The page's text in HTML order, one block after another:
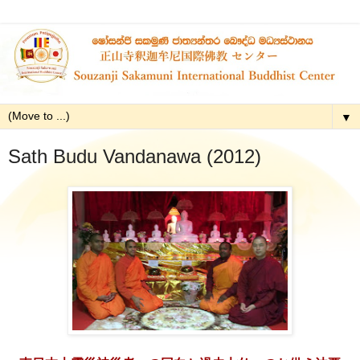
▼
Sath Budu Vandanawa (2012)